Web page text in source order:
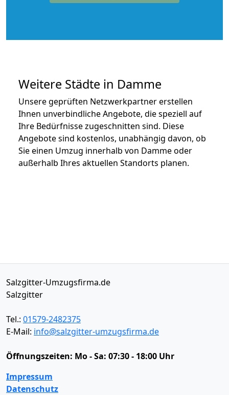
Weitere Städte in Damme
Unsere geprüften Netzwerkpartner erstellen
Ihnen unverbindliche Angebote, die speziell auf
Ihre Bedürfnisse zugeschnitten sind. Diese
Angebote sind kostenlos, unabhängig davon, ob
Sie einen Umzug innerhalb von Damme oder
außerhalb Ihres aktuellen Standorts planen.
Salzgitter-Umzugsfirma.de
Salzgitter
Tel.: 01579-2482375
E-Mail: info@salzgitter-umzugsfirma.de
Öffnungszeiten: Mo - Sa: 07:30 - 18:00 Uhr
Impressum
Datenschutz